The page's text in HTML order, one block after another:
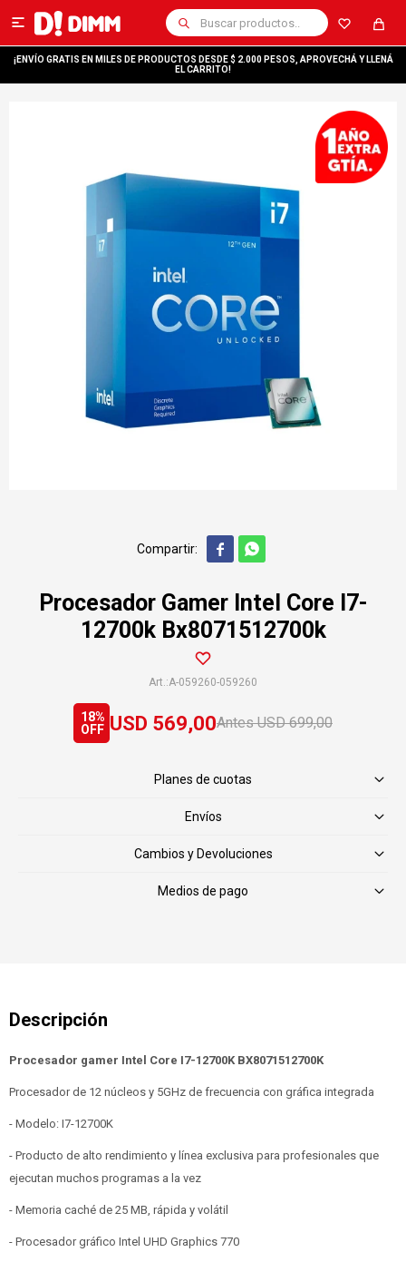

¡ENVÍO GRATIS EN MILES DE PRODUCTOS DESDE $ 2.000 PESOS, APROVECHÁ Y LLENÁ
EL CARRITO!
 
Procesador Gamer Intel Core I7-
12700k Bx8071512700k
A-059260-059260
USD 569,00 USD 699,00
18
Planes de cuotas
Envíos
Cambios y Devoluciones
Medios de pago
Procesador gamer Intel Core I7-12700K BX8071512700K
Procesador de 12 núcleos y 5GHz de frecuencia con gráfica integrada
- Modelo: I7-12700K
- Producto de alto rendimiento y línea exclusiva para profesionales que
ejecutan muchos programas a la vez
- Memoria caché de 25 MB, rápida y volátil
- Procesador gráfico Intel UHD Graphics 770